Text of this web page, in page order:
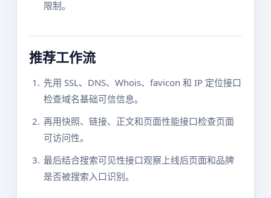
限制。
推荐工作流
先用 SSL、DNS、Whois、favicon 和 IP 定位接口
检查域名基础可信信息。
再用快照、链接、正文和页面性能接口检查页面
可访问性。
最后结合搜索可见性接口观察上线后页面和品牌
是否被搜索入口识别。